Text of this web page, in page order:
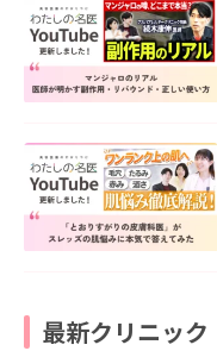
最新クリニック